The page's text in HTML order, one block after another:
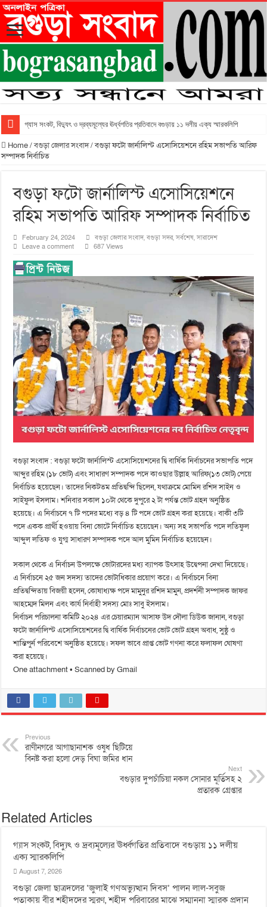
গ্যাস সংকট, বিদ্যুৎ ও দ্রব্যমূল্যের ঊর্ধ্বগতির প্রতিবাদে বগুড়ায় ১১ দলীয় এক্য স্মারকলিপি
Home/বগুড়া জেলার সংবাদ/বগুড়া ফটো জার্নালিস্ট এসোসিয়েশনে রহিম সভাপতি আরিফ
সম্পাদক নির্বাচিত
বগুড়া ফটো জার্নালিস্ট এসোসিয়েশনে
রহিম সভাপতি আরিফ সম্পাদক নির্বাচিত
February 24, 2024 বগুড়া জেলার সংবাদ,বগুড়া সদর,সর্বশেষ,সারাদেশ
Leave a comment
687 Views
বগুড়া সংবাদ : বগুড়া ফটো জার্নালিস্ট এসোসিয়েশনের দ্বি বার্ষিক নির্বাচনের সভাপতি পদে
আব্দুর রহিম (১৮ ভোট) এবং সাধারণ সম্পাদক পদে কাওছার উল্লাহ আরিফ(১৩ ভোট) পেয়ে
নির্বাচিত হয়েছেন। তাদের নিকটতম প্রতিদ্বন্দি ছিলেন, যথাক্রমে মোমিন রশিদ সাইন ও
সাইফুল ইসলাম। শনিবার সকাল ১০টা থেকে দুপুরে ২ টা পর্যন্ত ভোট গ্রহন অনুষ্ঠিত
হয়েছে। এ নির্বাচনে ৭ টি পদের মধ্যে বড় ৪ টি পদে ভোট গ্রহন করা হয়েছে। বাকী ৩টি
পদে একক প্রার্থী হওয়ায় বিনা ভোটে নির্বাচিত হয়েছেন। অন্য সহ সভাপতি পদে লতিফুল
আব্দুল লতিফ ও যুগ্ম সাধারণ সম্পাদক পদে আল মুমিন নির্বাচিত হয়েছেন।
সকাল থেকে এ নির্বাচন উপলক্ষে ভোটারদের মধ্য ব্যাপক উৎসাহ উদ্বেপনা দেখা দিয়েছে।
এ নির্বাচনে ২৫ জন সদস্য তাদের ভোটাধিকার প্রয়োগ করে। এ নির্বাচনে বিনা
প্রতিদ্বন্দিতায় বিজয়ী হলেন, কোষাধ্যক্ষ পদে মামুনুর রশিদ মামুন, প্রদর্শনী সম্পাদক জাফর
আহম্মেদ মিলন এবং কার্য নির্বাহী সদস্য মোঃ সাবু ইসলাম।
নির্বাচন পরিচালনা কমিটি ২০২৪ এর চেয়ারম্যান আসাফ উদ দৌলা ডিউক জানান, বগুড়া
ফটো জার্নালিস্ট এসোসিয়েশনের দ্বি বার্ষিক নির্বাচনের ভোট ভোট গ্রহন অবাধ, সুষ্ঠু ও
শান্তিপুর্ন পরিবেশে অনুষ্ঠিত হয়েছে। সফল ভাবে প্রাপ্ত ভোট গণনা করে ফলাফল ঘোষণা
করা হয়েছে।
One attachment• Scanned by Gmail
Previous
রাণীনগরে আগাছানাশক ওষুধ ছিটিয়ে
বিনষ্ট করা হলো দেড় বিঘা জমির ধান
Next
বগুড়ার দুপচাঁচিয়া নকল সোনার মূর্তিসহ ২
প্রতারক গ্রেপ্তার
Related Articles
গ্যাস সংকট, বিদ্যুৎ ও দ্রব্যমূল্যের ঊর্ধ্বগতির প্রতিবাদে বগুড়ায় ১১ দলীয়
এক্য স্মারকলিপি
August 7, 2026
বগুড়া জেলা ছাত্রদলের ‘জুলাই গণঅভ্যুত্থান দিবস’ পালন লাল-সবুজ
পতাকায় বীর শহীদদের স্মরণ, শহীদ পরিবারের মাঝে সম্মাননা স্মারক প্রদান